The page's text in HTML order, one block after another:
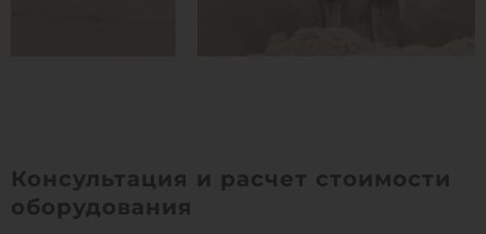
Консультация и расчет стоимости
оборудования